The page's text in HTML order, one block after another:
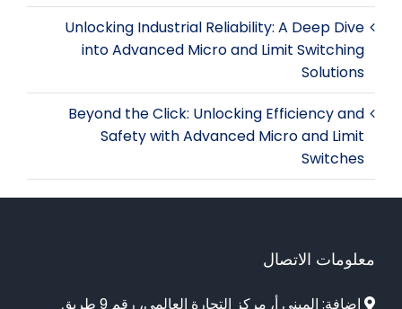
Unlocking Industrial Reliability: A Deep Dive
into Advanced Micro and Limit Switching
Solutions
Beyond the Click: Unlocking Efficiency and
Safety with Advanced Micro and Limit
Switches
معلومات الاتصال
إضافة: المبنى أ، مركز التجارة العالمي، رقم 9 طريق